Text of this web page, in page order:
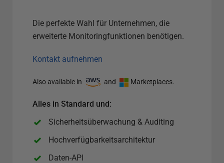
Die perfekte Wahl für Unternehmen, die
erweiterte Monitoringfunktionen benötigen.
Kontakt aufnehmen
Also available in and Marketplaces.
Alles in Standard und:
Sicherheitsüberwachung & Auditing
Hochverfügbarkeitsarchitektur
Daten-API